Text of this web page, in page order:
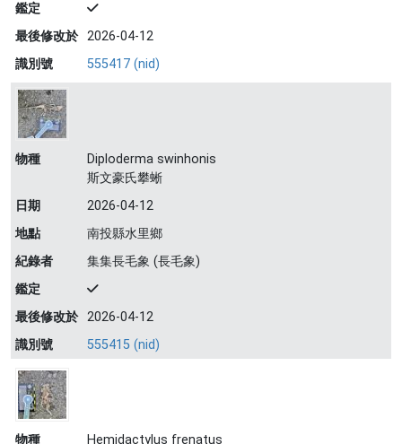
鑑定
最後修改於 2026-04-12
識別號
555417 (nid)
物種
Diploderma swinhonis
斯文豪氏攀蜥
日期
2026-04-12
地點
南投縣水里鄉
紀錄者
集集長毛象 (長毛象)
鑑定
最後修改於 2026-04-12
識別號
555415 (nid)
物種
Hemidactylus frenatus